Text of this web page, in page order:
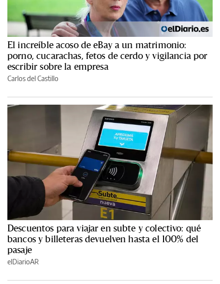
El increíble acoso de eBay a un matrimonio:
porno, cucarachas, fetos de cerdo y vigilancia por
escribir sobre la empresa
Carlos del Castillo
Descuentos para viajar en subte y colectivo: qué
bancos y billeteras devuelven hasta el 100% del
pasaje
elDiarioAR